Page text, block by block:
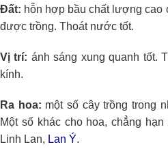
Đất: hỗn hợp bầu chất lượng cao
được trồng. Thoát nước tốt.
Vị trí: ánh sáng xung quanh tốt.
kính.
Ra hoa: một số cây trồng trong
Một số khác cho hoa, chẳng
Linh Lan, Lan Ý.